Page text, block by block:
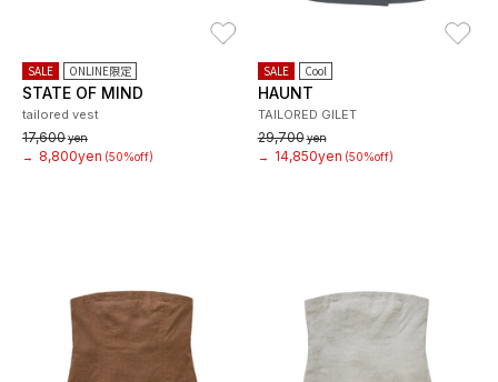
SALE ONLINE限定
STATE OF MIND
tailored vest
17,600yen
→
8,800yen (50%off)
SALE Cool
HAUNT
TAILORED GILET
29,700yen
→
14,850yen (50%off)